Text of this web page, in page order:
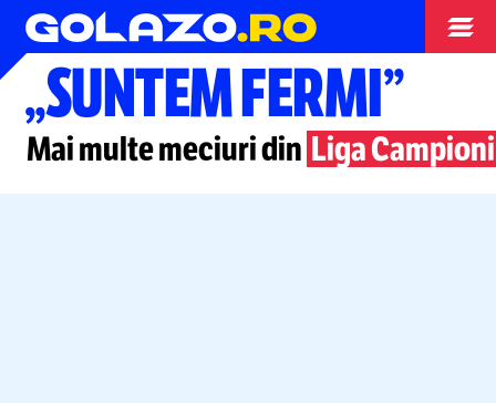
Campionate
„SUNTEM FERMI”
Mai multe meciuri din Liga